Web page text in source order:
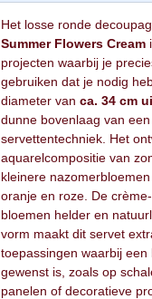
Het losse ronde
Summer Flowers Cream
projecten waarbij je
gebruiken dat je nodig
diameter van ca. 34 cm
dunne bovenlaag van een
servettentechniek. Het
aquarelcompositie van
kleinere
oranje en roze. De
bloemen helder en
vorm maakt dit servet
toepassingen waarbij een
gewenst is, zoals op
panelen of decoratieve